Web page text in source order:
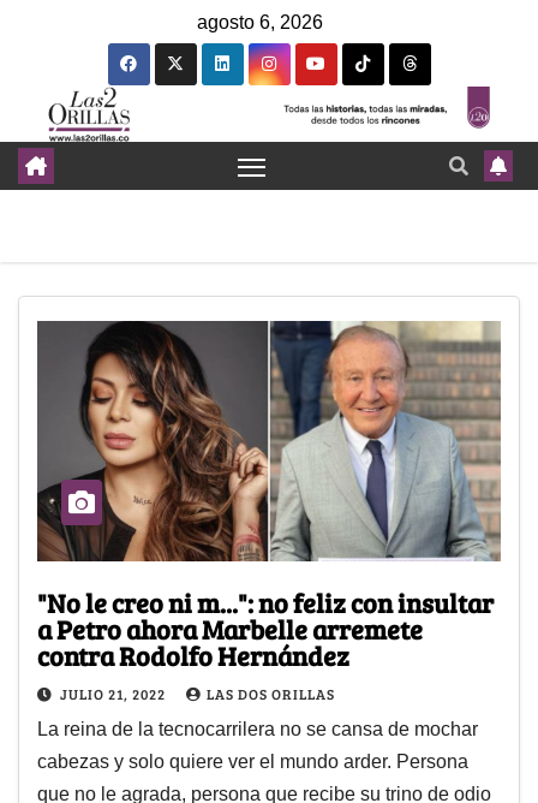
agosto 6, 2026
"No le creo ni m...": no feliz con insultar
a Petro ahora Marbelle arremete
contra Rodolfo Hernández
JULIO 21, 2022 LAS DOS ORILLAS
La reina de la tecnocarrilera no se cansa de mochar
cabezas y solo quiere ver el mundo arder. Persona
que no le agrada, persona que recibe su trino de odio